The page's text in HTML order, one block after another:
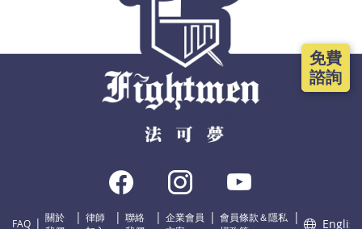
免費
諮詢
FAQ
關於
律師
聯絡
企業會員
會員條款＆隱私
English